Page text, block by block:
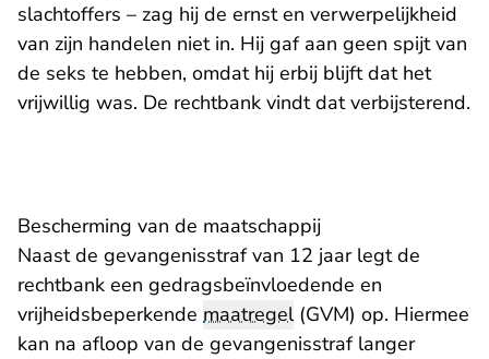
slachtoffers – zag hij de ernst en verwerpelijkheid
van zijn handelen niet in. Hij gaf aan geen spijt van
de seks te hebben, omdat hij erbij blijft dat het
vrijwillig was. De rechtbank vindt dat verbijsterend.
Bescherming van de maatschappij
Naast de gevangenisstraf van 12 jaar legt de
rechtbank een gedragsbeïnvloedende en
vrijheidsbeperkende maatregel(GVM) op. Hiermee
kan na afloop van de gevangenisstraf langer